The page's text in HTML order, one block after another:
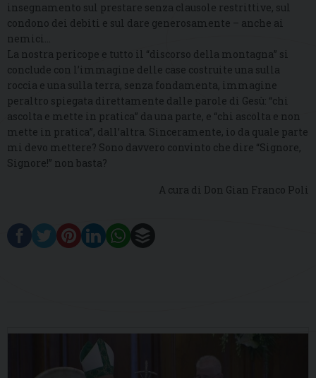
insegnamento sul prestare senza clausole restrittive, sul
condono dei debiti e sul dare generosamente – anche ai
nemici…
La nostra pericope e tutto il “discorso della montagna” si
conclude con l’immagine delle case costruite una sulla
roccia e una sulla terra, senza fondamenta, immagine
peraltro spiegata direttamente dalle parole di Gesù: “chi
ascolta e mette in pratica” da una parte, e “chi ascolta e non
mette in pratica”, dall’altra. Sinceramente, io da quale parte
mi devo mettere? Sono davvero convinto che dire “Signore,
Signore!” non basta?
A cura di Don Gian Franco Poli